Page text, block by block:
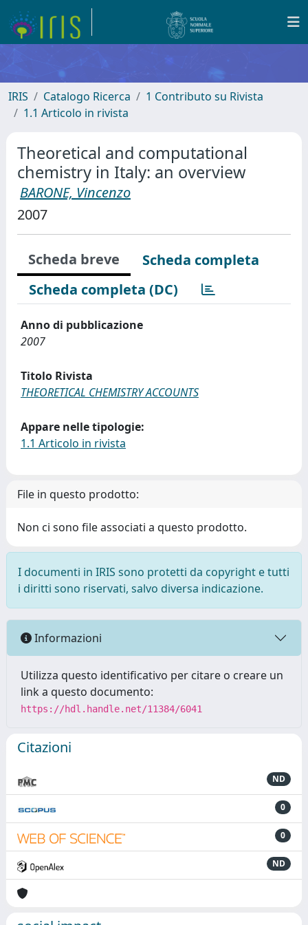
IRIS Catalogo Ricerca
1 Contributo su Rivista
1.1 Articolo in rivista
Theoretical and computational
chemistry in Italy: an overview
BARONE, Vincenzo
2007
Scheda breve
Scheda completa
Scheda completa (DC)
Anno di pubblicazione
2007
Titolo Rivista
THEORETICAL CHEMISTRY ACCOUNTS
Appare nelle tipologie:
1.1 Articolo in rivista
File in questo prodotto:
Non ci sono file associati a questo prodotto.
I documenti in IRIS sono protetti da copyright e tutti
i diritti sono riservati, salvo diversa indicazione.
Informazioni
Utilizza questo identificativo per citare o creare un
link a questo documento:
https://hdl.handle.net/11384/6041
Citazioni
ND
0
0
ND